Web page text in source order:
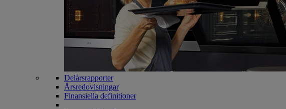
Delårsrapporter
Årsredovisningar
Finansiella definitioner